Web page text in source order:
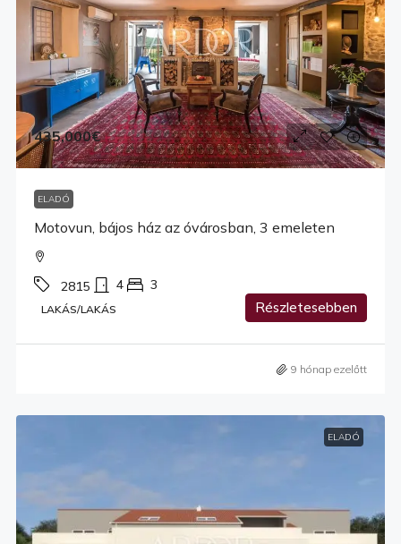
435,000€
ELADÓ
Motovun, bájos ház az óvárosban, 3 emeleten
2815 4 3
LAKÁS/LAKÁS Részletesebben
9 hónap ezelőtt
ELADÓ